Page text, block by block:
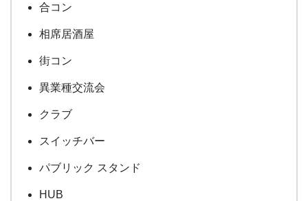
合コン
相席居酒屋
街コン
異業種交流会
クラブ
スイッチバー
パブリック スタンド
HUB